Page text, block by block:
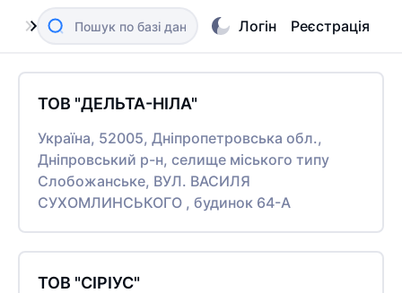
Логін Реєстрація
ТОВ "ДЕЛЬТА-НІЛА"
Україна, 52005, Дніпропетровська обл.,
Дніпровський р-н, селище міського типу
Слобожанське, ВУЛ. ВАСИЛЯ
СУХОМЛИНСЬКОГО , будинок 64-А
ТОВ "СІРІУС"